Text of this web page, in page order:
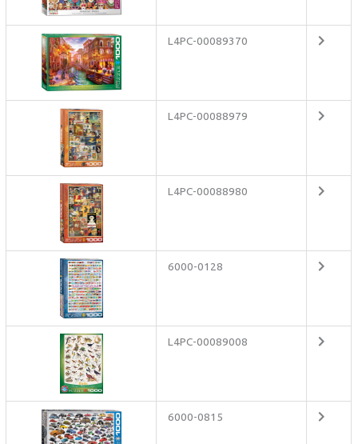
L4PC-00089370
L4PC-00088979
L4PC-00088980
6000-0128
L4PC-00089008
6000-0815